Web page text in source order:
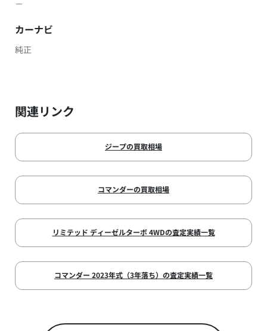
－
カーナビ
純正
関連リンク
ジープの買取相場
コマンダーの買取相場
リミテッド ディーゼルターボ 4WDの査定実績一覧
コマンダー 2023年式（3年落ち）の査定実績一覧